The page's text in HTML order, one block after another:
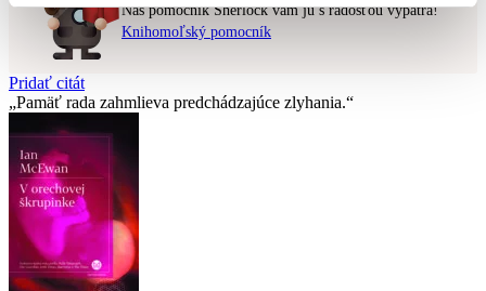
Náš pomocník Sherlock vám ju s radosťou vypátra!
Knihomoľský pomocník
Pridať citát
Pamäť rada zahmlieva predchádzajúce zlyhania.